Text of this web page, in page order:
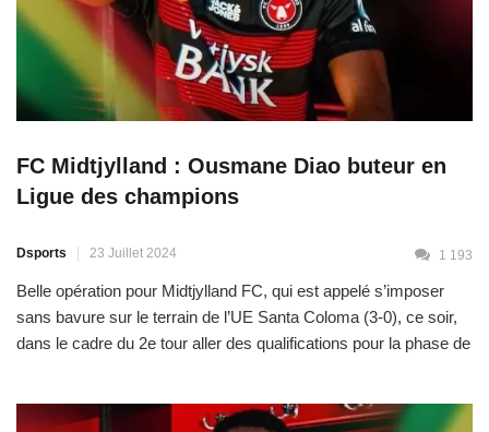
FC Midtjylland : Ousmane Diao buteur en
Ligue des champions
Dsports 23 Juillet 2024 1 193
Belle opération pour Midtjylland FC, qui est appelé s’imposer
sans bavure sur le terrain de l’UE Santa Coloma (3-0), ce soir,
dans le cadre du 2e tour aller des qualifications pour la phase de
a contribué à […]